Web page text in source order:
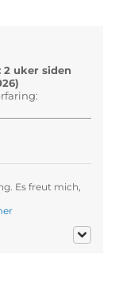
2 uker siden
Es freut mich,